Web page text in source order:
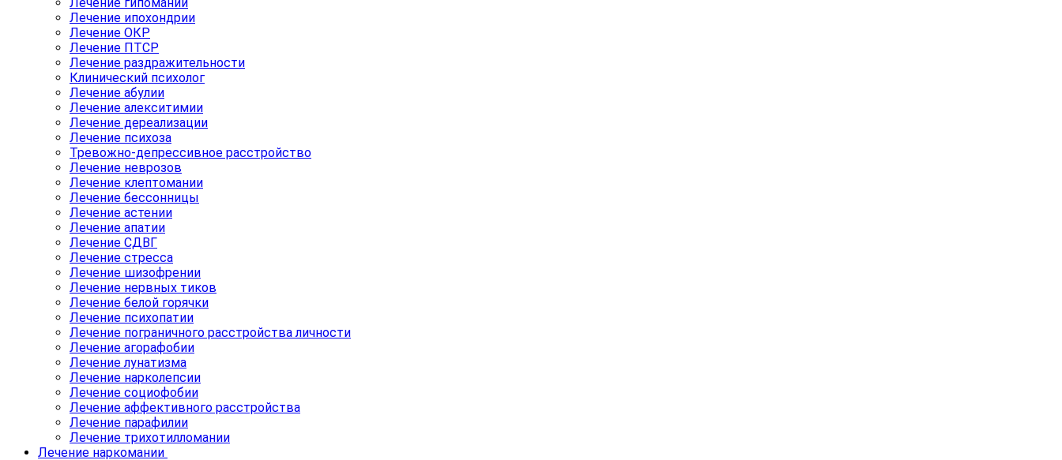
Лечение ипохондрии
Лечение ОКР
Лечение ПТСР
Лечение раздражительности
Клинический психолог
Лечение абулии
Лечение алекситимии
Лечение дереализации
Лечение психоза
Тревожно-депрессивное расстройство
Лечение неврозов
Лечение клептомании
Лечение бессонницы
Лечение астении
Лечение апатии
Лечение СДВГ
Лечение стресса
Лечение шизофрении
Лечение нервных тиков
Лечение белой горячки
Лечение психопатии
Лечение пограничного расстройства личности
Лечение агорафобии
Лечение лунатизма
Лечение нарколепсии
Лечение социофобии
Лечение аффективного расстройства
Лечение парафилии
Лечение трихотилломании
Лечение наркомании